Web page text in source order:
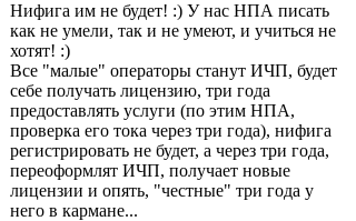
Нифига им не будет! :) У нас НПА писать
как не умели, так и не умеют, и учиться не
хотят! :)
Все "малые" операторы станут ИЧП, будет
себе получать лицензию, три года
предоставлять услуги (по этим НПА,
проверка его тока через три года), нифига
регистрировать не будет, а через три года,
переоформлят ИЧП, получает новые
лицензии и опять, "честные" три года у
него в кармане...